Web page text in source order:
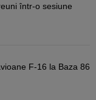
într-o sesiune
F-16 la Baza 86